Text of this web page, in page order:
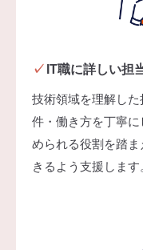
IT職に詳しい担
技術領域を理解し
件・働き方を丁寧
められる役割を踏
きるよう支援します